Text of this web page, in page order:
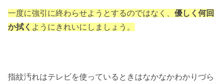
一度に強引に終わらせようとするのではなく、 優しく何回
か拭く ようにきれいにしましょう。
指紋汚れはテレビを使っているときはなかなかわかりづら